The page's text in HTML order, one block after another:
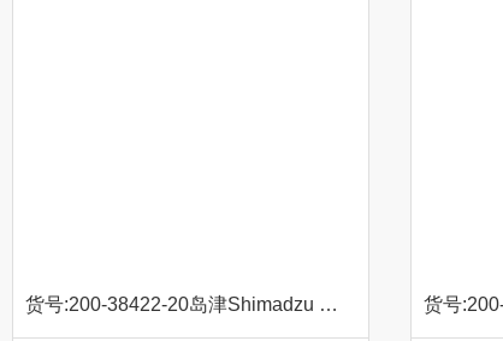
货号:200-38422-20岛津Shimadzu 原装 Pt铂空心阴极灯